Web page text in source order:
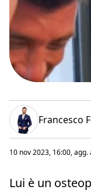
Francesco
10 nov 2023, 16:00, agg.
Lui è un